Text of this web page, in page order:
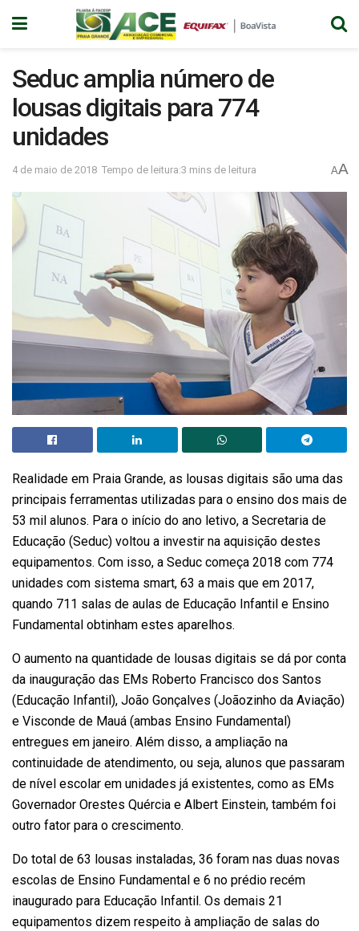
Seduc amplia número de
lousas digitais para 774
unidades
4 de maio de 2018 Tempo de leitura:3 mins de leitura AA
Realidade em Praia Grande, as lousas digitais são uma das
principais ferramentas utilizadas para o ensino dos mais de
53 mil alunos. Para o início do ano letivo, a Secretaria de
Educação (Seduc) voltou a investir na aquisição destes
equipamentos. Com isso, a Seduc começa 2018 com 774
unidades com sistema smart, 63 a mais que em 2017,
quando 711 salas de aulas de Educação Infantil e Ensino
Fundamental obtinham estes aparelhos.
O aumento na quantidade de lousas digitais se dá por conta
da inauguração das EMs Roberto Francisco dos Santos
(Educação Infantil), João Gonçalves (Joãozinho da Aviação)
e Visconde de Mauá (ambas Ensino Fundamental)
entregues em janeiro. Além disso, a ampliação na
continuidade de atendimento, ou seja, alunos que passaram
de nível escolar em unidades já existentes, como as EMs
Governador Orestes Quércia e Albert Einstein, também foi
outro fator para o crescimento.
Do total de 63 lousas instaladas, 36 foram nas duas novas
escolas de Ensino Fundamental e 6 no prédio recém
inaugurado para Educação Infantil. Os demais 21
equipamentos dizem respeito à ampliação de salas do